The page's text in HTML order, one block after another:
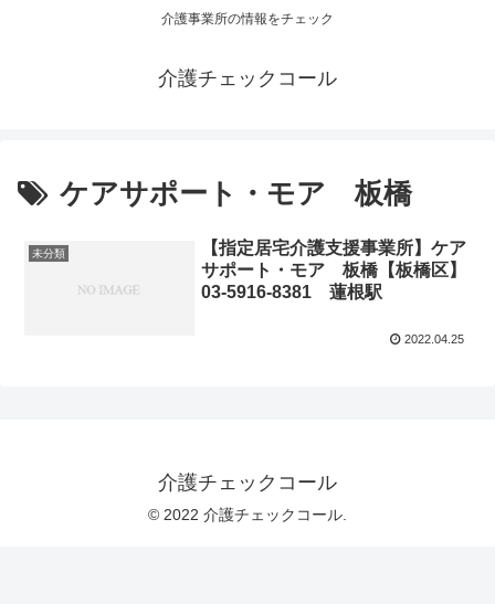
介護事業所の情報をチェック
介護チェックコール
ケアサポート・モア 板橋
未分類
【指定居宅介護支援事業所】ケア
サポート・モア 板橋【板橋区】
03-5916-8381 蓮根駅
2022.04.25
介護チェックコール
© 2022 介護チェックコール.